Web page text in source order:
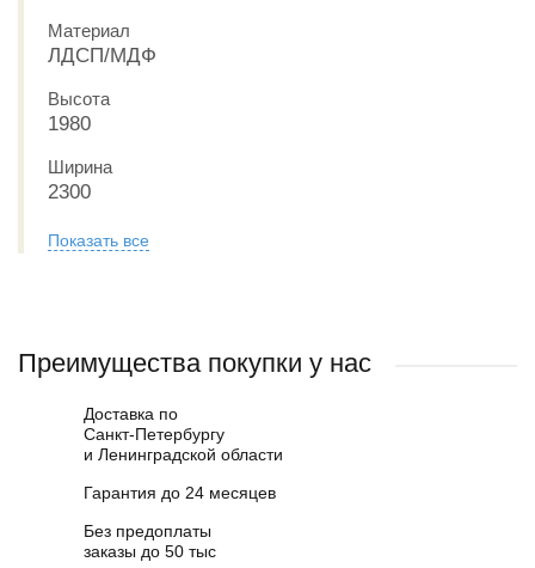
Материал
ЛДСП/МДФ
Высота
1980
Ширина
2300
Показать все
Преимущества покупки у нас
Доставка по
Санкт-Петербургу
и Ленинградской области
Гарантия до 24 месяцев
Без предоплаты
заказы до 50 тыс